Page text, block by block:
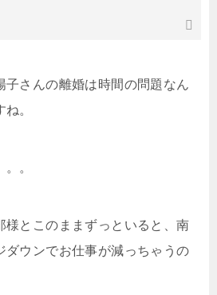
子さんの離婚は時間の問題なん
。
。
様とこのままずっといると、南
ダウンでお仕事が減っちゃうの